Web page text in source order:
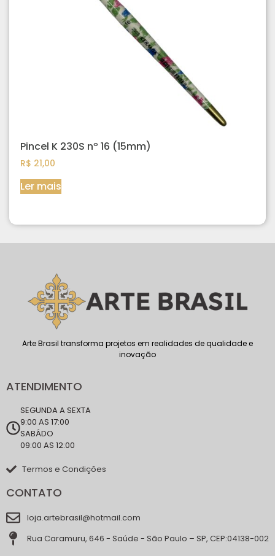
Pincel K 230S nº 16 (15mm)
R$ 21,00
Ler mais
Arte Brasil transforma projetos em realidades de qualidade e
inovação
ATENDIMENTO
SEGUNDA A SEXTA
9:00 AS 17:00
SABÁDO
09:00 AS 12:00
Termos e Condições
CONTATO
loja.artebrasil@hotmail.com
Rua Caramuru, 646 - Saúde - São Paulo – SP, CEP:04138-002